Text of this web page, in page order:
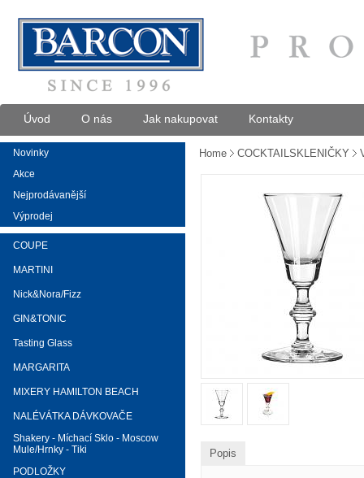
Úvod O nás Jak nakupovat Kontakty
Novinky
Akce
Nejprodávanější
Výprodej
COUPE
MARTINI
Nick&Nora/Fizz
GIN&TONIC
Tasting Glass
MARGARITA
MIXERY HAMILTON BEACH
NALÉVÁTKA DÁVKOVAČE
Shakery - Míchací Sklo - Moscow
Mule/Hrnky - Tiki
PODLOŽKY
Home COCKTAILSKLENIČKY
Popis